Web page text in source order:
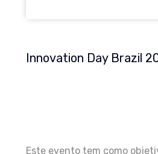
Innovation Day Brazil
Este evento tem como